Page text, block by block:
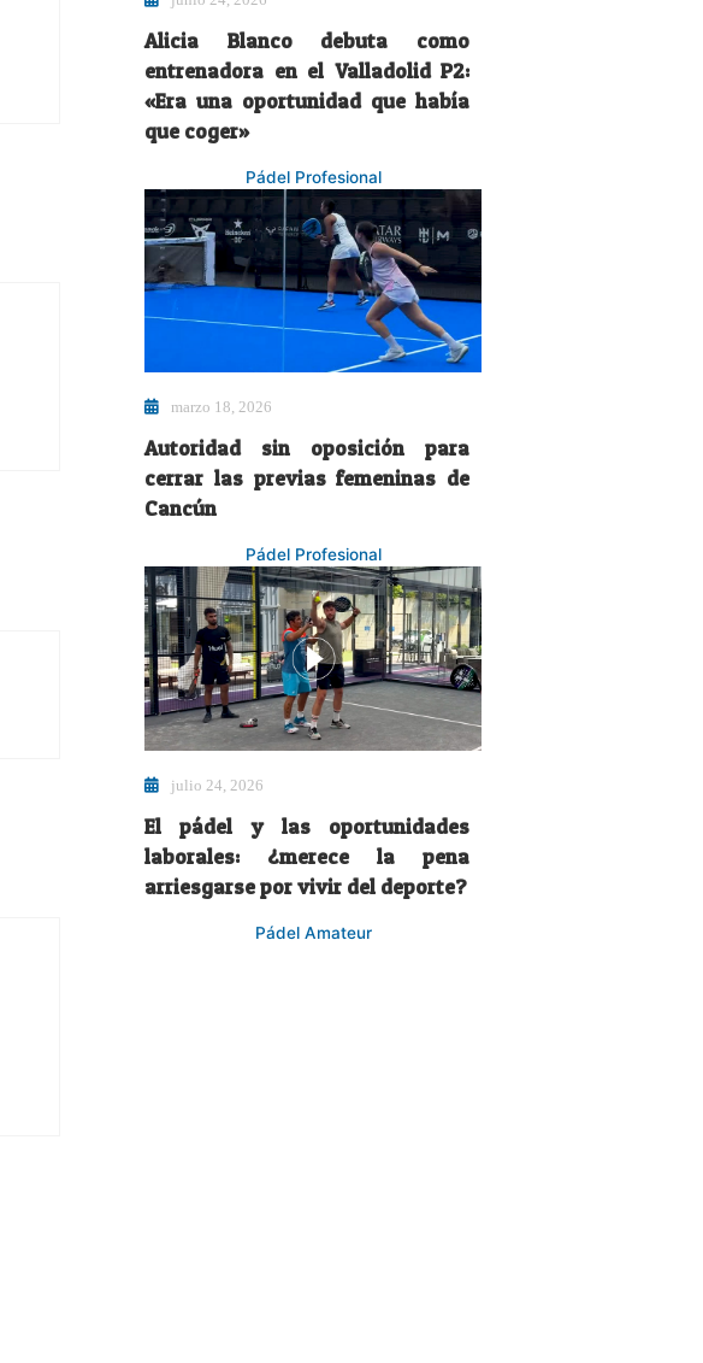
Alicia Blanco debuta como
entrenadora en el Valladolid P2:
«Era una oportunidad que había
que coger»
Pádel Profesional
marzo 18, 2026
Autoridad sin oposición para
cerrar las previas femeninas de
Cancún
Pádel Profesional
julio 24, 2026
El pádel y las oportunidades
laborales: ¿merece la pena
arriesgarse por vivir del deporte?
Pádel Amateur